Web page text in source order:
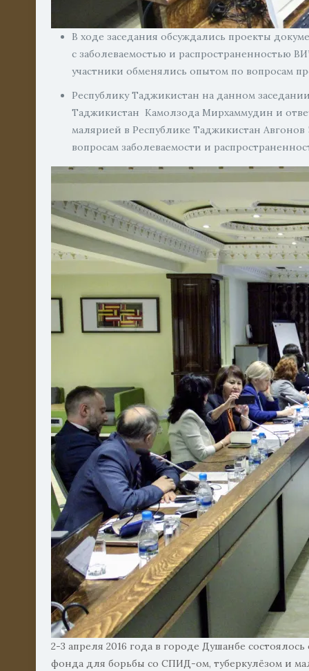
В ходе заседания обсуждались проекты
с заболеваемостью и распространенностью
участники обменялись опытом по вопросам
Республику Таджикистан на данном
Таджикистан Камолзода Мирхаммудин и
малярией в Республике Таджикистан
вопросам заболеваемости и
2-3 апреля 2016 года в городе Душанбе
фонда для борьбы со СПИД-ом, туберкулёзом и